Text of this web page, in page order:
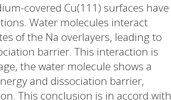
covered Cu(111) surfaces have
Water molecules interact
of the Na overlayers, leading to
barrier. This interaction is
the water molecule shows a
and dissociation barrier,
This conclusion is in accord with